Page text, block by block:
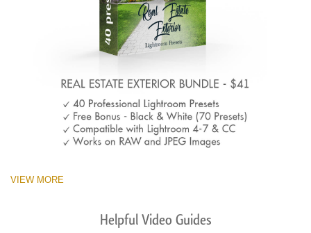
VIEW MORE
Helpful Video Guides